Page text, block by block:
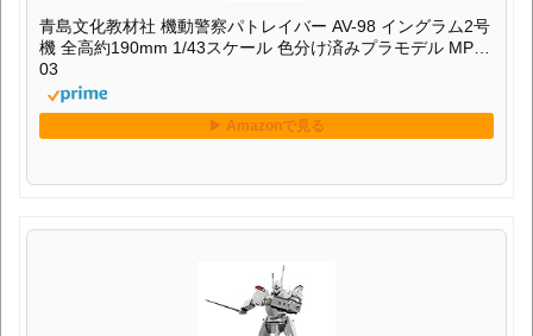
青島文化教材社 機動警察パトレイバー AV-98 イングラム2号
機 全高約190mm 1/43スケール 色分け済みプラモデル MP-
03